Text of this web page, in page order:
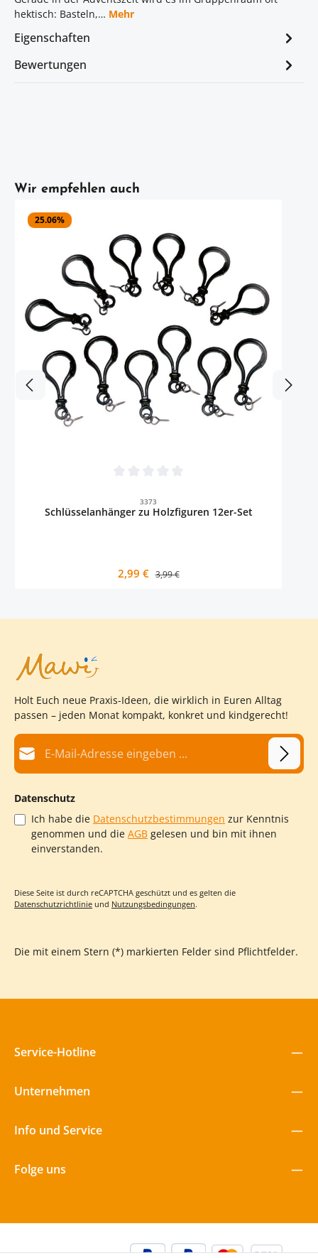
hektisch: Basteln,… Mehr
Eigenschaften
Bewertungen
Artikelgalerie überspringen
Wir empfehlen auch
25.06%
3373
Schlüsselanhänger zu Holzfiguren 12er-Set
Verkaufspreis:
2,99 € Regulärer Preis:
3,99 €
Holt Euch neue Praxis-Ideen, die wirklich in Euren Alltag
passen – jeden Monat kompakt, konkret und kindgerecht!
E-Mail-Adresse*
Datenschutz
Ich habe die Datenschutzbestimmungen zur Kenntnis
genommen und die AGB gelesen und bin mit ihnen
einverstanden.
Diese Seite ist durch reCAPTCHA geschützt und es gelten die
Datenschutzrichtlinie und Nutzungsbedingungen.
Die mit einem Stern (*) markierten Felder sind Pflichtfelder.
Service-Hotline
Unternehmen
Info und Service
Folge uns